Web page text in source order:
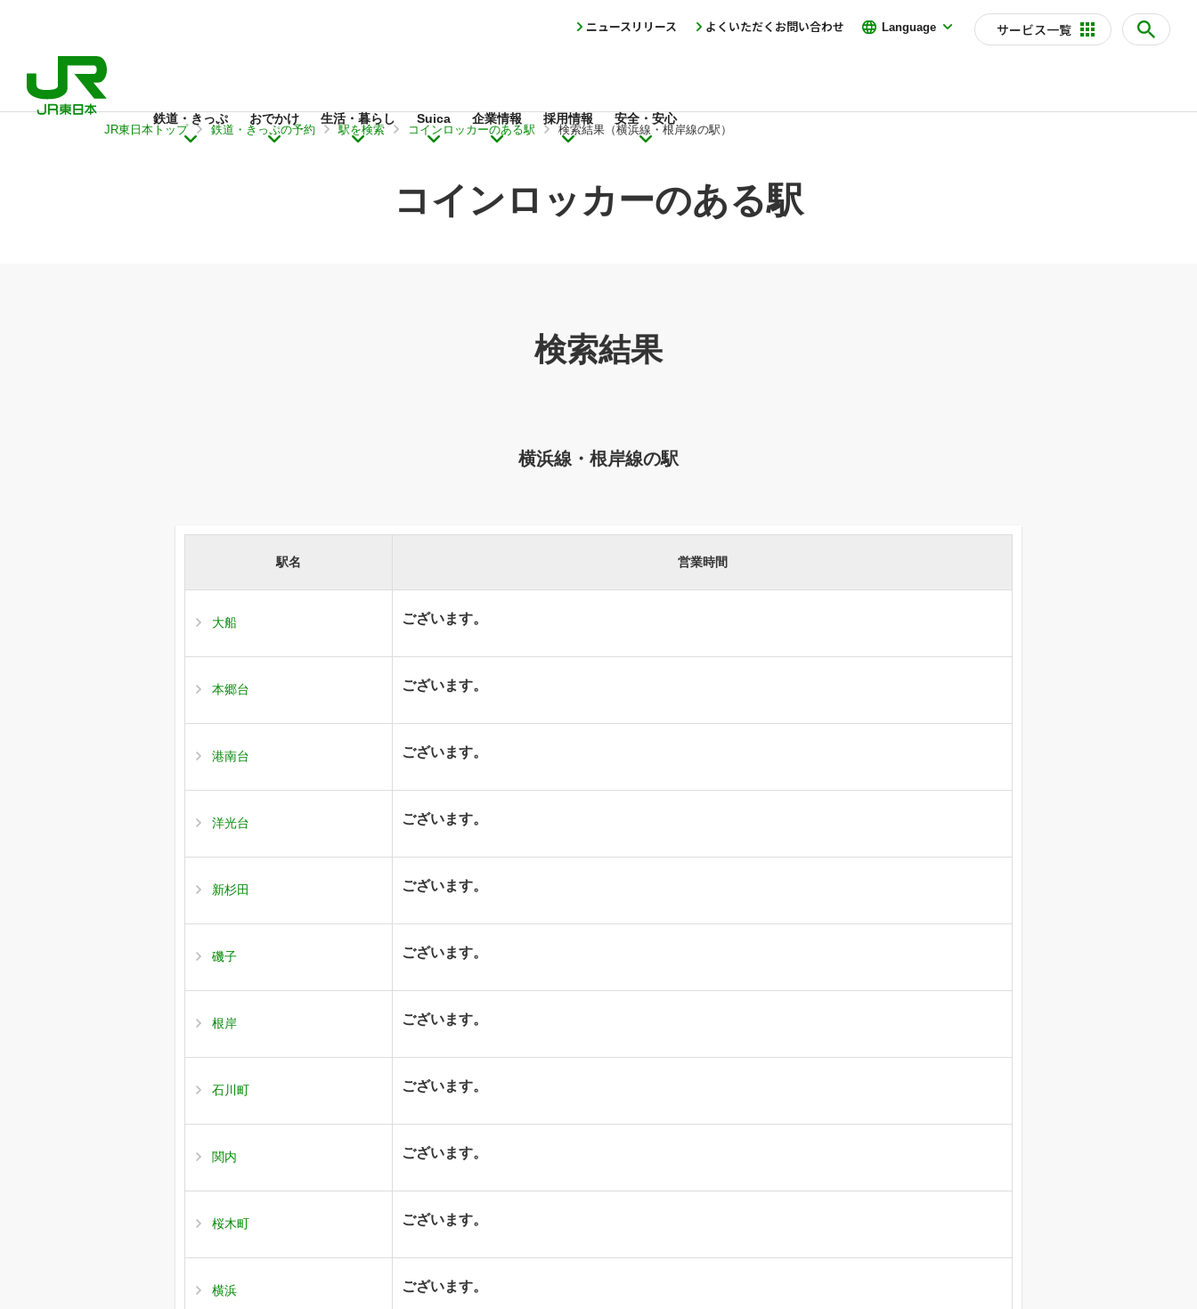
サービス一覧
鉄道・きっぷ おでかけ 生活・暮らし Suica 企業情報 採用情報 安全・安心
Language
よくいただくお問い合わせ
ニュースリリース
JR東日本トップ 鉄道・きっぷの予約 駅を検索 コインロッカーのある駅 検索結果（横浜線・根岸線の駅）
コインロッカーのある駅
検索結果
横浜線・根岸線の駅
駅名 営業時間
大船 ございます。
本郷台 ございます。
港南台 ございます。
洋光台 ございます。
新杉田 ございます。
磯子 ございます。
根岸 ございます。
石川町 ございます。
関内 ございます。
桜木町 ございます。
横浜 ございます。